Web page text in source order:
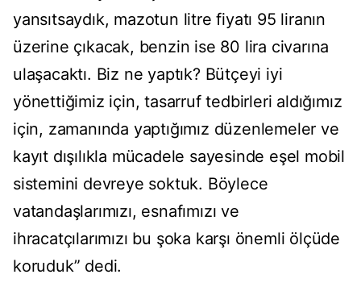
yansıtsaydık, mazotun litre fiyatı 95 liranın
üzerine çıkacak, benzin ise 80 lira civarına
ulaşacaktı. Biz ne yaptık? Bütçeyi iyi
yönettiğimiz için, tasarruf tedbirleri aldığımız
için, zamanında yaptığımız düzenlemeler ve
kayıt dışılıkla mücadele sayesinde eşel mobil
sistemini devreye soktuk. Böylece
vatandaşlarımızı, esnafımızı ve
ihracatçılarımızı bu şoka karşı önemli ölçüde
koruduk” dedi.